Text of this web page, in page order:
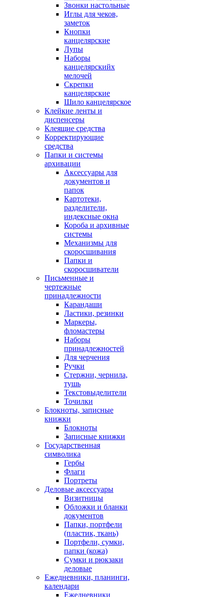
Звонки настольные
Иглы для чеков,
заметок
Кнопки
канцелярские
Лупы
Наборы
канцелярскийх
мелочей
Скрепки
канцелярские
Шило канцелярское
Клейкие ленты и
диспенсеры
Клеящие средства
Корректирующие
средства
Папки и системы
архивации
Аксессуары для
документов и
папок
Картотеки,
разделители,
индексные окна
Короба и архивные
системы
Механизмы для
скоросшивания
Папки и
скоросшиватели
Письменные и
чертежные
принадлежности
Карандаши
Ластики, резинки
Маркеры,
фломастеры
Наборы
принадлежностей
Для черчения
Ручки
Стержни, чернила,
тушь
Текстовыделители
Точилки
Блокноты, записные
книжки
Блокноты
Записные книжки
Государственная
символика
Гербы
Флаги
Портреты
Деловые аксессуары
Визитницы
Обложки и бланки
документов
Папки, портфели
(пластик, ткань)
Портфели, сумки,
папки (кожа)
Сумки и рюкзаки
деловые
Ежедневники, планинги,
календари
Ежедневники